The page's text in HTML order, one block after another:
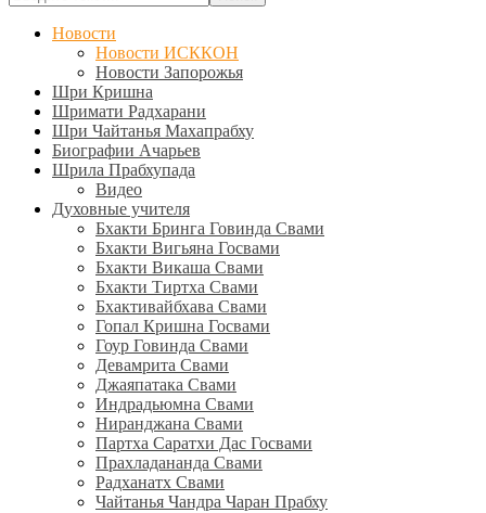
Новости
Новости ИСККОН
Новости Запорожья
Шри Кришна
Шримати Радхарани
Шри Чайтанья Махапрабху
Биографии Ачарьев
Шрила Прабхупада
Видео
Духовные учителя
Бхакти Бринга Говинда Свами
Бхакти Вигьяна Госвами
Бхакти Викаша Свами
Бхакти Тиртха Свами
Бхактивайбхава Свами
Гопал Кришна Госвами
Гоур Говинда Свами
Девамрита Свами
Джаяпатака Свами
Индрадьюмна Свами
Ниранджана Свами
Партха Саратхи Дас Госвами
Прахладананда Свами
Радханатх Свами
Чайтанья Чандра Чаран Прабху